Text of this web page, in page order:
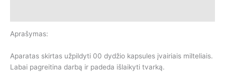
Aprašymas:
Aparatas skirtas užpildyti 00 dydžio kapsules įvairiais milteliais.
Labai pagreitina darbą ir padeda išlaikyti tvarką.